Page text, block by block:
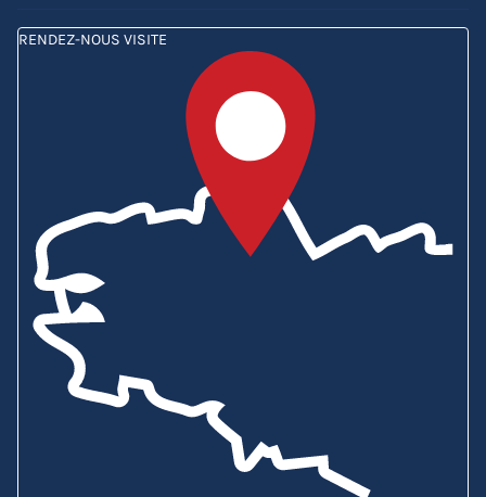
RENDEZ-NOUS VISITE